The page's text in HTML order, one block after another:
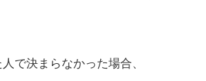
で決まらなかった場合、